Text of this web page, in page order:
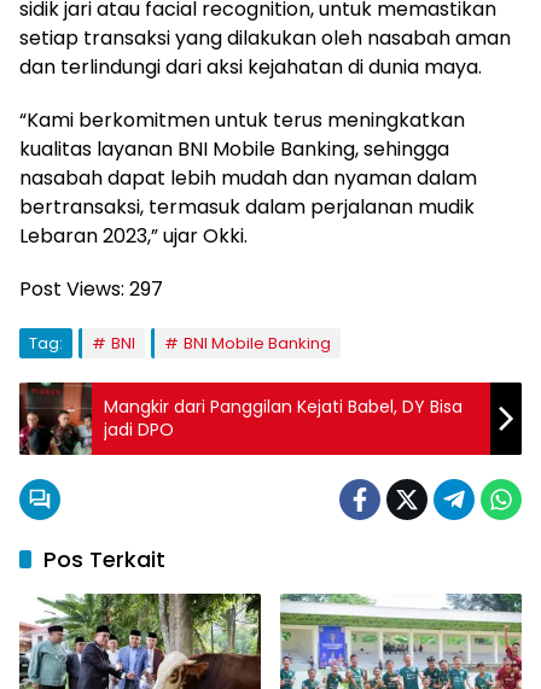
sidik jari atau facial recognition, untuk memastikan
setiap transaksi yang dilakukan oleh nasabah aman
dan terlindungi dari aksi kejahatan di dunia maya.
“Kami berkomitmen untuk terus meningkatkan
kualitas layanan BNI Mobile Banking, sehingga
nasabah dapat lebih mudah dan nyaman dalam
bertransaksi, termasuk dalam perjalanan mudik
Lebaran 2023,” ujar Okki.
Post Views: 297
Tag: BNI BNI Mobile Banking
Mangkir dari Panggilan Kejati Babel, DY Bisa
jadi DPO
Pos Terkait